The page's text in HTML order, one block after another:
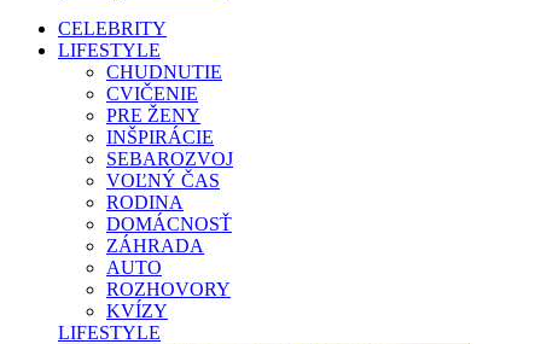
CELEBRITY
LIFESTYLE
CHUDNUTIE
CVIČENIE
PRE ŽENY
INŠPIRÁCIE
SEBAROZVOJ
VOĽNÝ ČAS
RODINA
DOMÁCNOSŤ
ZÁHRADA
AUTO
ROZHOVORY
KVÍZY
LIFESTYLE